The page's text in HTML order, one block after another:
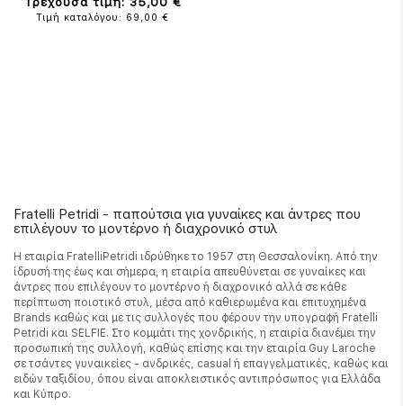
Τιμή καταλόγου: 69,00 €
Fratelli Petridi - παπούτσια για γυναίκες και άντρες που
επιλέγουν το μοντέρνο ή διαχρονικό στυλ
Η εταιρία FratelliPetridi ιδρύθηκε το 1957 στη Θεσσαλονίκη. Από την
ίδρυσή της έως και σήμερα, η εταιρία απευθύνεται σε γυναίκες και
άντρες που επιλέγουν το μοντέρνο ή διαχρονικό αλλά σε κάθε
περίπτωση ποιοτικό στυλ, μέσα από καθιερωμένα και επιτυχημένα
Brands καθώς και με τις συλλογές που φέρουν την υπογραφή Fratelli
Petridi και SELFIE. Στο κομμάτι της χονδρικής, η εταιρία διανέμει την
προσωπική της συλλογή, καθώς επίσης και την εταιρία Guy Laroche
σε τσάντες γυναικείες - ανδρικές, casual ή επαγγελματικές, καθώς και
ειδών ταξιδίου, όπου είναι αποκλειστικός αντιπρόσωπος για Ελλάδα
και Κύπρο.